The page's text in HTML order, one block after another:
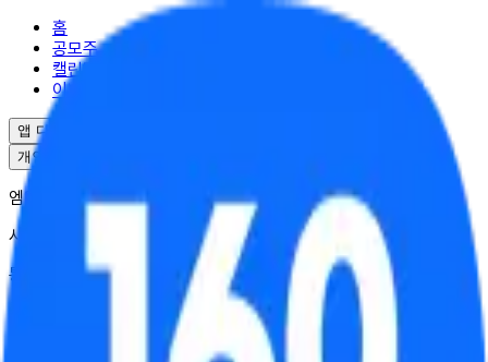
홈
공모주
캘린더
이벤트
앱 다운로드
개인정보처리방침
엠엘투자자문(주) | 대표 윤도선
사업자등록번호 : 341-88-02703
통신판매업 : 2025-서울강남-04995
서울특별시 강남구 역삼로17길 10
대표번호 : 02-6949-0045